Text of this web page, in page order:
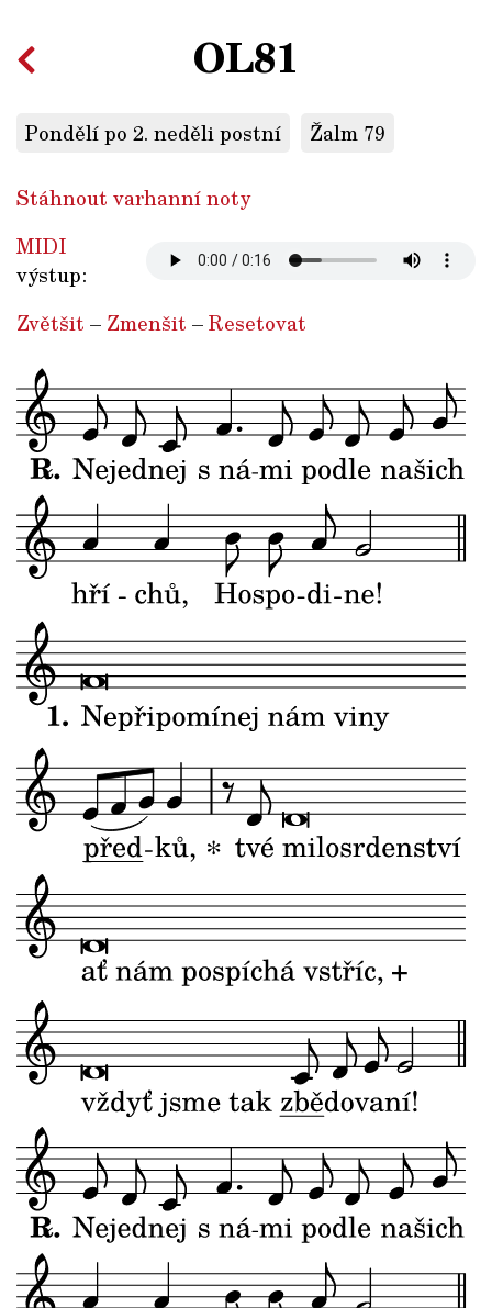
OL81
Pondělí po 2. neděli postní Žalm 79
Stáhnout varhanní noty
MIDI
výstup:
Zvětšit – Zmenšit –Resetovat